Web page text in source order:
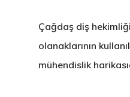
Çağdaş diş
olanaklarının
mühendislik